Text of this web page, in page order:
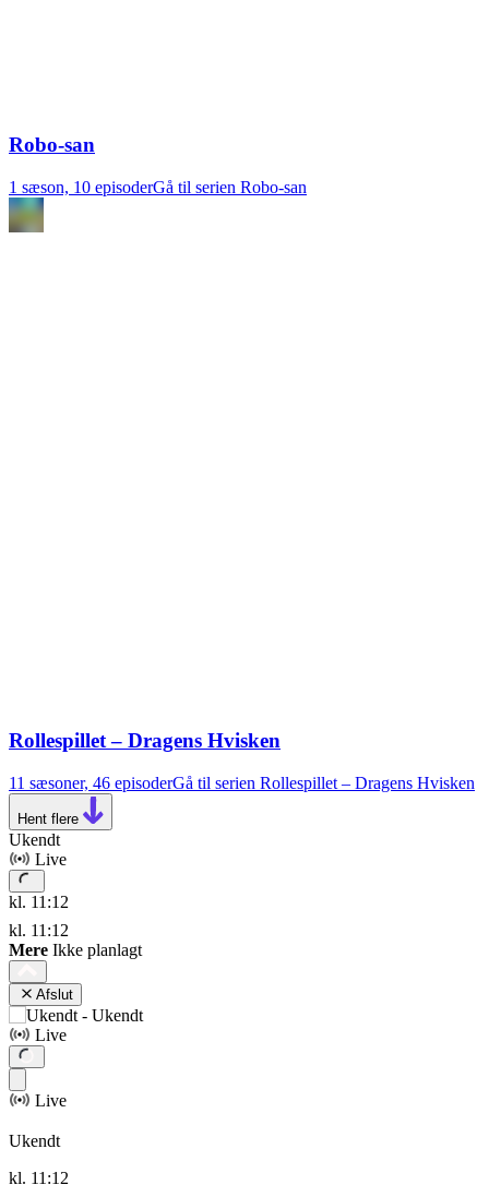
Robo-san
1 sæson, 10 episoderGå til serien Robo-san
Rollespillet – Dragens Hvisken
11 sæsoner, 46 episoderGå til serien Rollespillet – Dragens Hvisken
Hent flere
Ukendt
Live
kl. 11:12
kl. 11:12
Mere Ikke planlagt
Afslut
Live
Live
Ukendt
kl. 11:12